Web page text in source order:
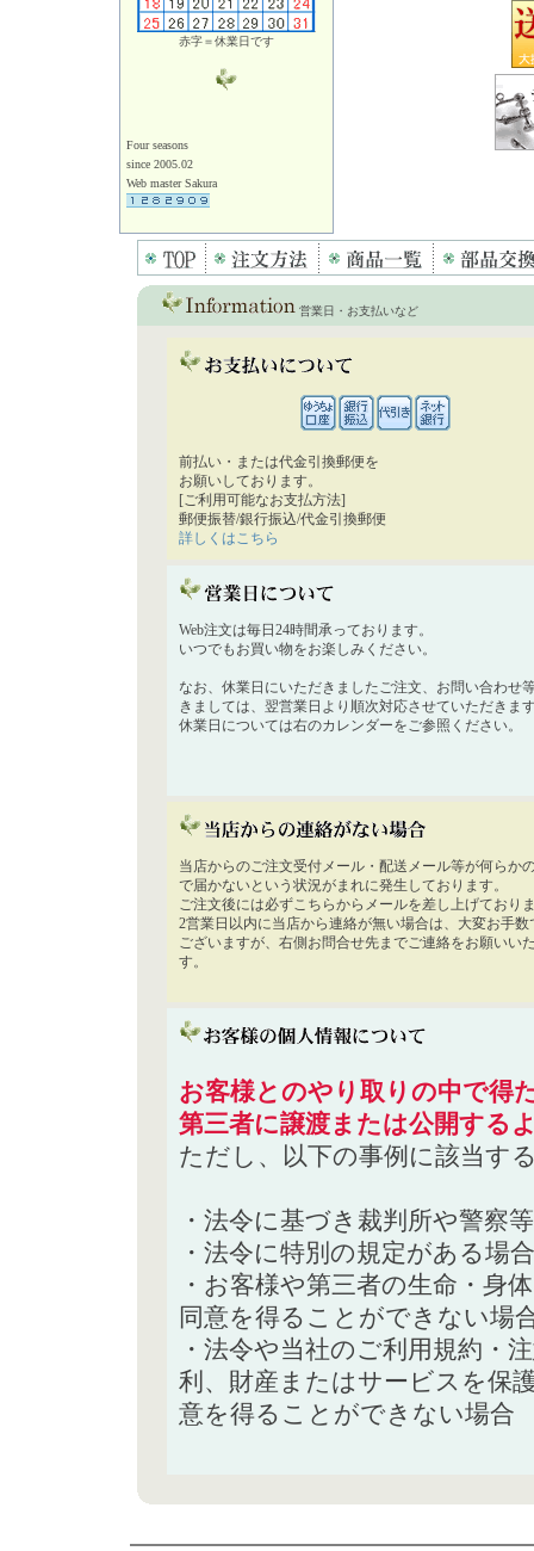
赤字＝休業日です
Four seasons
since 2005.02
Web master Sakura
営業日・お支払いなど
前払い・または代金引換郵便を
お願いしております。
[ご利用可能なお支払方法]
郵便振替/銀行振込/代金引換郵便
詳しくはこちら
Web注文は毎日24時間承っております。
いつでもお買い物をお楽しみください。
なお、休業日にいただきましたご注文、お問い合わせ
きましては、翌営業日より順次対応させていただきま
休業日については右のカレンダーをご参照ください。
当店からのご注文受付メール・配送メール等が何らか
で届かないという状況がまれに発生しております。
ご注文後には必ずこちらからメールを差し上げており
2営業日以内に当店から連絡が無い場合は、大変お手数
ございますが、右側お問合せ先までご連絡をお願いい
す。
お客様とのやり取りの中で得
第三者に譲渡または公開する
ただし、以下の事例に該当す
・法令に基づき裁判所や警察
・法令に特別の規定がある場合
・お客様や第三者の生命・身
同意を得ることができない場
・法令や当社のご利用規約・
利、財産またはサービスを保
意を得ることができない場合